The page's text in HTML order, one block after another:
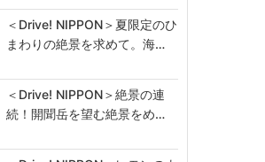
＜Drive! NIPPON＞夏限定のひ
まわりの絶景を求めて。海…
＜Drive! NIPPON＞絶景の連
続！開聞岳を望む絶景をめ…